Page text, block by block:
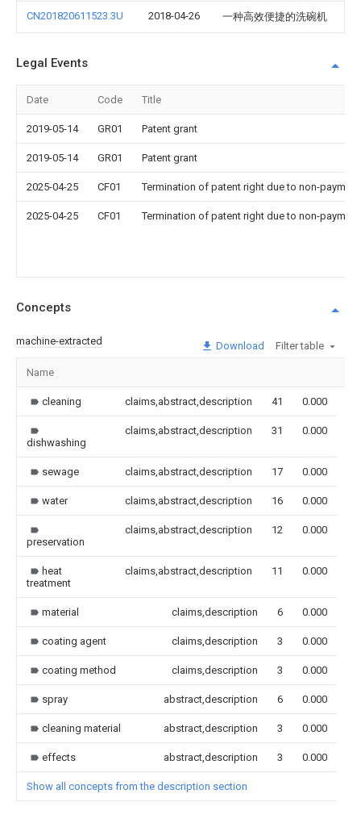
CN201820611523.3U 2018-04-26 一种高效便捷的洗碗机
Legal Events
Date Code Title
2019-05-14 GR01 Patent grant
2019-05-14 GR01 Patent grant
2025-04-25 CF01 Termination of patent right due to non-
2025-04-25 CF01 Termination of patent right due to non-
Concepts
machine-extracted Download Filter table
Name
cleaning claims,abstract,description 41 0.000
dishwashing
claims,abstract,description 31 0.000
sewage claims,abstract,description 17 0.000
water claims,abstract,description 16 0.000
preservation
claims,abstract,description 12 0.000
heat
treatment
claims,abstract,description 11 0.000
material claims,description 6 0.000
coating agent claims,description 3 0.000
coating method claims,description 3 0.000
spray abstract,description 6 0.000
cleaning material abstract,description 3 0.000
effects abstract,description 3 0.000
Show all concepts from the description section